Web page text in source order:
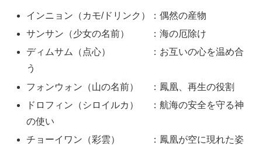
インニョン（カモ/ドリンク）：偶然の産物
サンサン（少女の名前） ：海の厄除け
ディムサム（点心） ：お互いの心を温め合
う
フォンウォン（山の名前） ：鳳凰、再生の役割
ドロフィン（シロイルカ） ：航海の安全を守る神
の使い
チョーイワン（彩雲） ：鳳凰が空に現れた姿